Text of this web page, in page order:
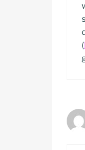
(